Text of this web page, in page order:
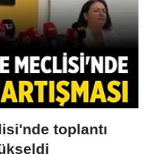
toplantı